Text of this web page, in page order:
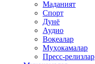
Маданият
Спорт
Дунё
Аудио
Воқеалар
Муҳокамалар
Пресс-релизлар